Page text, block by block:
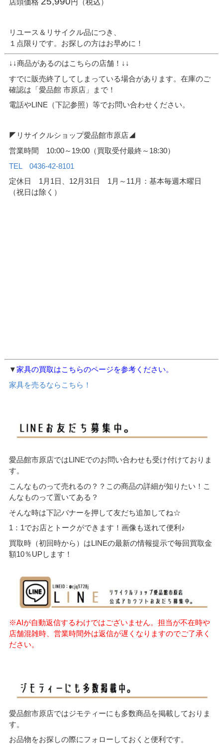
リユース＆リサイクル品につき、
１点限りです。お探しの方はお早めに！
↓↓商品があるのはこちらの店舗！↓↓
すでに販売終了してしまっている場合があります。在庫のご
確認は「愛品館 市原店」まで！
電話やLINE（下記参照）等でお問い合わせください。
◤リサイクルショップ愛品館市原店◢
営業時間 10:00～19:00（買取受付最終～18:30）
TEL 0436-42-8101
定休日 1月1日、12月31日 1月～11月：基本毎週木曜日
（祝日は除く）
▼家具の買取はこちらのページを参考ください。
家具を売るならこちら！
愛品館市原店ではLINEでのお問い合わせも受け付けておりま
す。
こんなものって売れるの？？この商品の詳細が知りたい！こ
んなものって置いてある？
そんな時は下記バナーを押して友だち追加してね☆
1：1でお店とトークができます！画像も送れて便利♪
買取時（初回時から）はLINEの最新の情報提示で毎回買取金
額10％UPします！
※AIが自動返信するわけではございません。担当が不在時や
店舗混雑時、営業時間外は返信が遅くなりますのでご了承く
ださい。
愛品館市原店ではジモティーにも多数商品を掲載しておりま
す。
お品物をお探しの際にフォローしておくと便利です。